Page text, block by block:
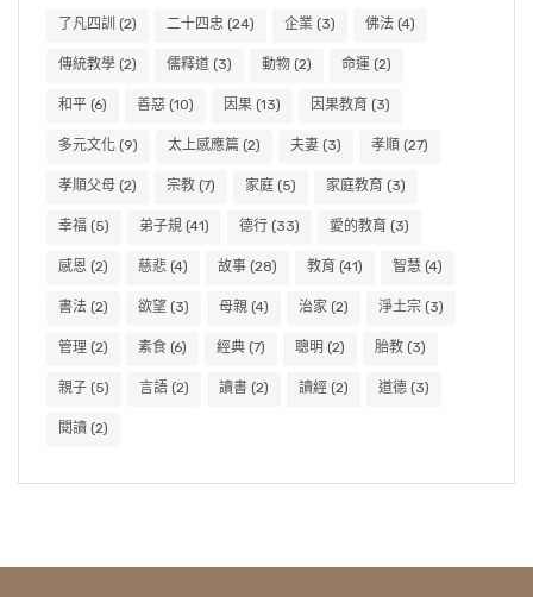
了凡四訓 (2) 二十四忠 (24) 企業 (3) 佛法 (4)
傳統教學 (2) 儒釋道 (3) 動物 (2) 命運 (2)
和平 (6) 善惡 (10) 因果 (13) 因果教育 (3)
多元文化 (9) 太上感應篇 (2) 夫妻 (3) 孝順 (27)
孝順父母 (2) 宗教 (7) 家庭 (5) 家庭教育 (3)
幸福 (5) 弟子規 (41) 德行 (33) 愛的教育 (3)
感恩 (2) 慈悲 (4) 故事 (28) 教育 (41) 智慧 (4)
書法 (2) 欲望 (3) 母親 (4) 治家 (2) 淨土宗 (3)
管理 (2) 素食 (6) 經典 (7) 聰明 (2) 胎教 (3)
親子 (5) 言語 (2) 讀書 (2) 讀經 (2) 道德 (3)
閱讀 (2)